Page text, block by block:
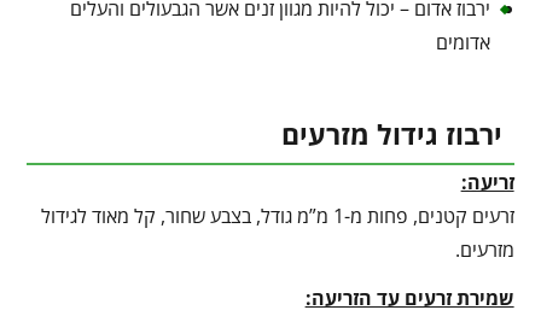
ירבוז אדום – יכול להיות מגוון זנים אשר הגבעולים והעלים
אדומים
ירבוז גידול מזרעים
זריעה:
זרעים קטנים, פחות מ-1 מ”מ גודל, בצבע שחור, קל מאוד לגידול
מזרעים.
שמירת זרעים עד הזריעה: